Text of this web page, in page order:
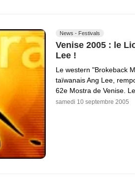
News - Festivals
Venise 2005 : le
Lee !
Le western "Brokeback
taïwanais Ang Lee,
62e Mostra de Venise.
samedi 10 septembre 2005